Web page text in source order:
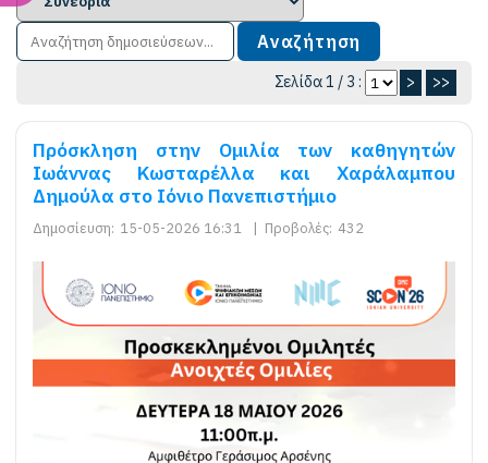
Σελίδα 1 / 3 : > >>
Πρόσκληση στην Ομιλία των καθηγητών
Ιωάννας Κωσταρέλλα και Χαράλαμπου
Δημούλα στο Ιόνιο Πανεπιστήμιο
Δημοσίευση: 15-05-2026 16:31 | Προβολές: 432